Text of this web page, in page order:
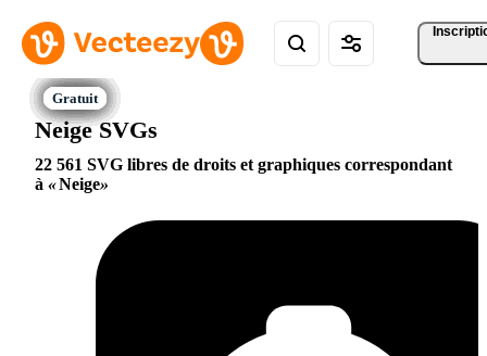
Neige SVGs
22 561 SVG libres de droits et graphiques correspondant
à
Neige